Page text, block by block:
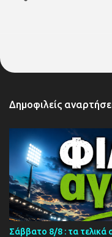
Δημοφιλείς
Σάββατο 8/8 : τα τελικά